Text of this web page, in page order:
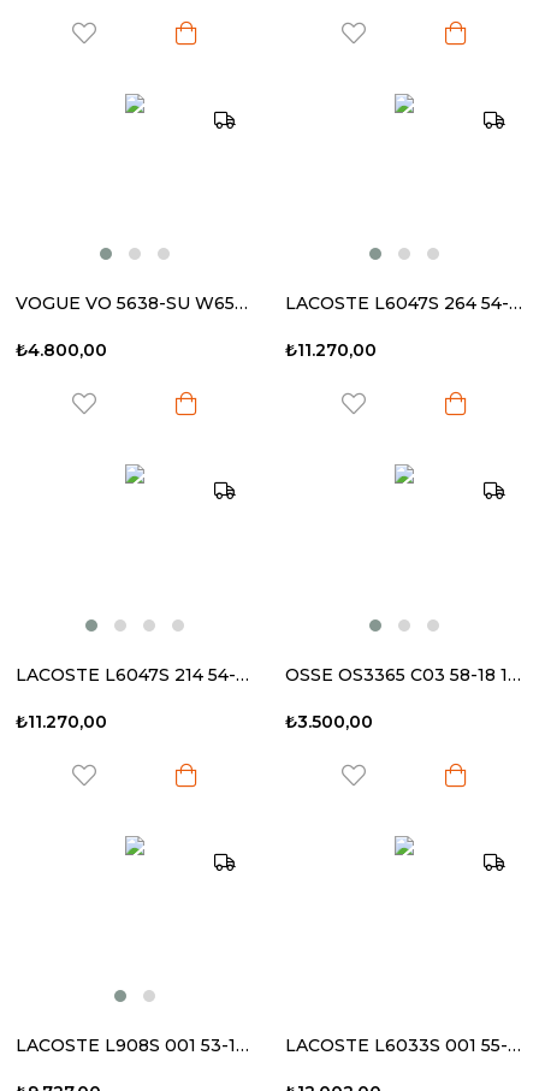
VOGUE VO 5638-SU W65613 55-18 140 Kadın Güneş Gözlüğü
₺4.800,00
LACOSTE L6047S 264 54-19 145 Kadın Güneş Gözlüğü
₺11.270,00
LACOSTE L6047S 214 54-19 145 Kadın Güneş Gözlüğü
₺11.270,00
OSSE OS3365 C03 58-18 145 Kadın Güneş Gözlüğü
₺3.500,00
LACOSTE L908S 001 53-19 140 Kadın Güneş Gözlüğü LACOSTE L6033S 001 55-17 140 Kadın Güneş Gözlüğü